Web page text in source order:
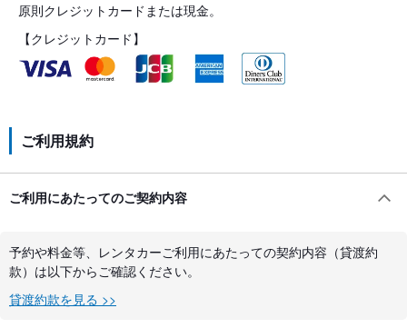
原則クレジットカードまたは現金。
【クレジットカード】
ご利用規約
ご利用にあたってのご契約内容
予約や料金等、レンタカーご利用にあたっての契約内容（貸渡約
款）は以下からご確認ください。
貸渡約款を見る >>